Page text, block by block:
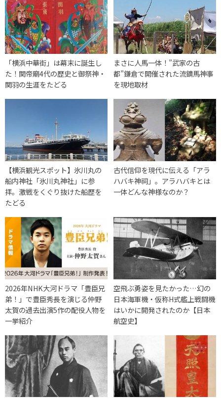
「横浜中華街」は幕末に誕生し
た！関帝廟4代の歴史と御祭神・
関羽の生涯をたどる
まさに人馬一体！”武家の古
都”鎌倉で開催された流鏑馬神事
を現地取材
【横浜観光スポット】氷川丸の
船内神社「氷川丸神社」に参
拝。激戦をくぐり抜けた船歴を
たどる
古代信仰を現代に伝える「アラ
ハバキ神祠」。アラハバキとは
一体どんな神様なのか？
2026年NHK大河ドラマ「豊臣兄
弟！」で豊臣秀長を演じる仲野
太賀の過去出演5作の配役人物を
一挙紹介
空飛ぶ勇姿を見たかった…幻の
日本海軍機・仮称H式艦上戦闘機
はいかに開発されたのか【日本
航空史】